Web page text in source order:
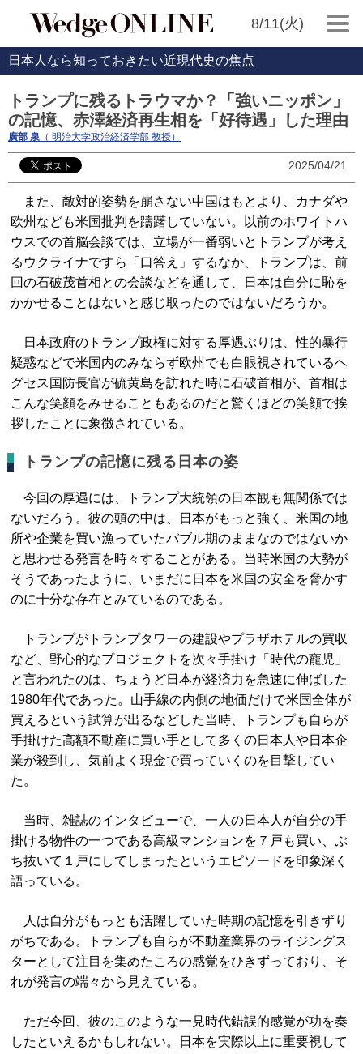
8/11(火)
日本人なら知っておきたい近現代史の焦点
トランプに残るトラウマか？「強いニッポン」
の記憶、赤澤経済再生相を「好待遇」した理由
廣部 泉 （ 明治大学政治経済学部 教授）
2025/04/21
また、敵対的姿勢を崩さない中国はもとより、カナダや
欧州なども米国批判を躊躇していない。以前のホワイトハ
ウスでの首脳会談では、立場が一番弱いとトランプが考え
るウクライナですら「口答え」するなか、トランプは、前
回の石破茂首相との会談などを通して、日本は自分に恥を
かかせることはないと感じ取ったのではないだろうか。
日本政府のトランプ政権に対する厚遇ぶりは、性的暴行
疑惑などで米国内のみならず欧州でも白眼視されているヘ
グセス国防長官が硫黄島を訪れた時に石破首相が、首相は
こんな笑顔をみせることもあるのだと驚くほどの笑顔で挨
拶したことに象徴されている。
トランプの記憶に残る日本の姿
今回の厚遇には、トランプ大統領の日本観も無関係では
ないだろう。彼の頭の中は、日本がもっと強く、米国の地
所や企業を買い漁っていたバブル期のままなのではないか
と思わせる発言を時々することがある。当時米国の大勢が
そうであったように、いまだに日本を米国の安全を脅かす
のに十分な存在とみているのである。
トランプがトランプタワーの建設やプラザホテルの買収
など、野心的なプロジェクトを次々手掛け「時代の寵児」
と言われたのは、ちょうど日本が経済力を急速に伸ばした
1980年代であった。山手線の内側の地価だけで米国全体が
買えるという試算が出るなどした当時、トランプも自らが
手掛けた高額不動産に買い手として多くの日本人や日本企
業が殺到し、気前よく現金で買っていくのを目撃してい
た。
当時、雑誌のインタビューで、一人の日本人が自分の手
掛ける物件の一つである高級マンションを７戸も買い、ぶ
ち抜いて１戸にしてしまったというエピソードを印象深く
語っている。
人は自分がもっとも活躍していた時期の記憶を引きずり
がちである。トランプも自らが不動産業界のライジングス
ターとして注目を集めたころの感覚をひきずっており、そ
れが発言の端々から見えている。
ただ今回、彼のこのような一見時代錯誤的感覚が功を奏
したといえるかもしれない。日本を実際以上に重要視して